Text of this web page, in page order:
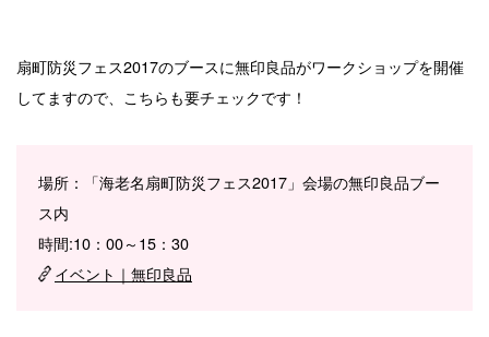
扇町防災フェス2017のブースに無印良品がワークショップを開催
してますので、こちらも要チェックです！
場所：「海老名扇町防災フェス2017」会場の無印良品ブー
ス内
時間:10：00～15：30
イベント｜無印良品